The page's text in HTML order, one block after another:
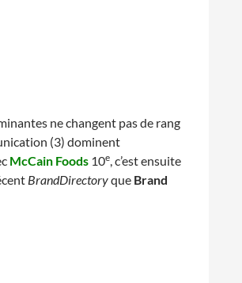
ne changent pas de rang
(3) dominent
McCain Foods 10e , c’est ensuite
BrandDirectoryque Brand